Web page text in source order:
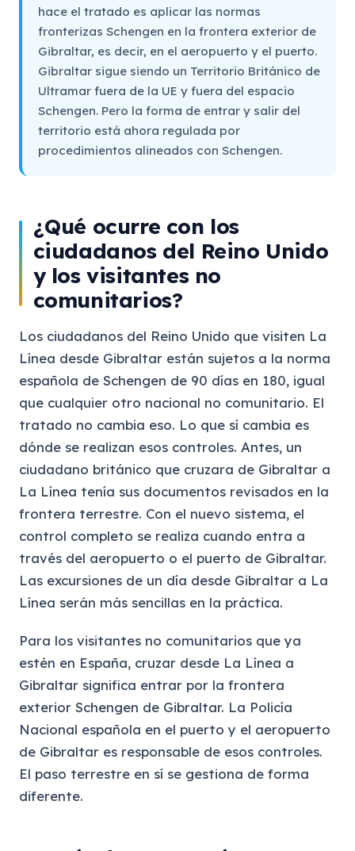
hace el tratado es aplicar las normas
fronterizas Schengen en la frontera exterior de
Gibraltar, es decir, en el aeropuerto y el puerto.
Gibraltar sigue siendo un Territorio Británico de
Ultramar fuera de la UE y fuera del espacio
Schengen. Pero la forma de entrar y salir del
territorio está ahora regulada por
procedimientos alineados con Schengen.
¿Qué ocurre con los
ciudadanos del Reino Unido
y los visitantes no
comunitarios?
Los ciudadanos del Reino Unido que visiten La
Línea desde Gibraltar están sujetos a la norma
española de Schengen de 90 días en 180, igual
que cualquier otro nacional no comunitario. El
tratado no cambia eso. Lo que sí cambia es
dónde se realizan esos controles. Antes, un
ciudadano británico que cruzara de Gibraltar a
La Línea tenía sus documentos revisados en la
frontera terrestre. Con el nuevo sistema, el
control completo se realiza cuando entra a
través del aeropuerto o el puerto de Gibraltar.
Las excursiones de un día desde Gibraltar a La
Línea serán más sencillas en la práctica.
Para los visitantes no comunitarios que ya
estén en España, cruzar desde La Línea a
Gibraltar significa entrar por la frontera
exterior Schengen de Gibraltar. La Policía
Nacional española en el puerto y el aeropuerto
de Gibraltar es responsable de esos controles.
El paso terrestre en sí se gestiona de forma
diferente.